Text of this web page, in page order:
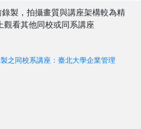
製，拍攝畫質與講座架構較為精
觀看其他同校或同系講座
製之同校系講座：臺北大學企業管理